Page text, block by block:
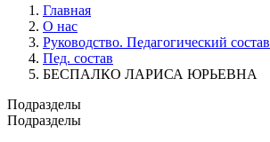
Главная
О нас
Руководство. Педагогический состав
Пед. состав
БЕСПАЛКО ЛАРИСА ЮРЬЕВНА
Подразделы
Подразделы